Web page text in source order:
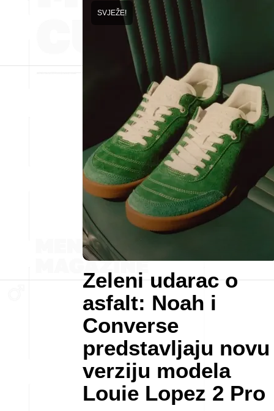
Zeleni udarac o
asfalt: Noah i
Converse
predstavljaju novu
verziju modela
Louie Lopez 2 Pro
SVJEŽE!